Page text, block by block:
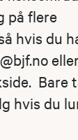
på flere
hvis du
Bare
hvis du